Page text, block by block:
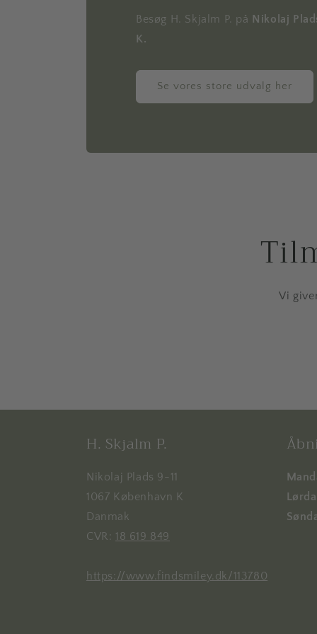
Besøg H. Skjalm P. på Nikolaj
K.
Se vores store udvalg her
Vi
H. Skjalm P.
Nikolaj Plads 9-11
1067 København K
Danmak
CVR: 18 619 849
https://www.findsmiley.dk/113780